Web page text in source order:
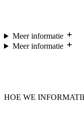
Meer informatie
Meer informatie
HOE WE